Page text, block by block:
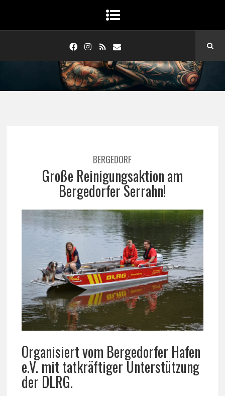
BERGEDORF
Große Reinigungsaktion am
Bergedorfer Serrahn!
Organisiert vom Bergedorfer Hafen
e.V. mit tatkräftiger Unterstützung
der DLRG.